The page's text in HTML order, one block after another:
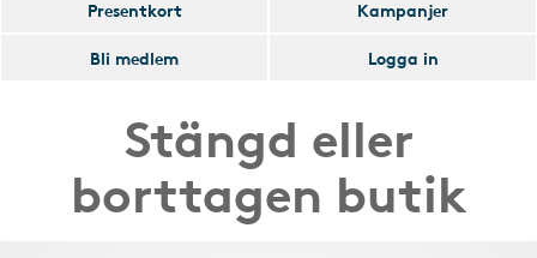
Presentkort
Kampanjer
Bli medlem
Logga in
Stängd eller
borttagen butik